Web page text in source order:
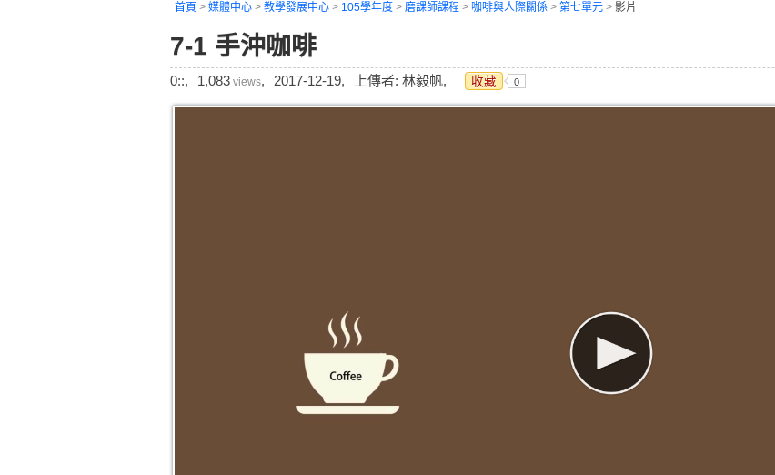
首頁 > 媒體中心 > 教學發展中心 > 105學年度 > 磨課師課程 > 咖啡與人際關係 > 第七單元 > 影片
7-1 手沖咖啡
0::, 1,083 views, 2017-12-19, 上傳者: 林毅帆, 收藏 0